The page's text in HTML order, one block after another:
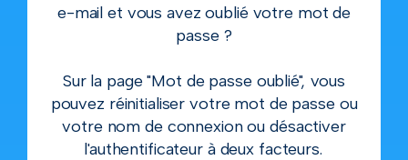
e-mail et vous avez oublié votre mot de
passe ?
Sur la page "Mot de passe oublié", vous
pouvez réinitialiser votre mot de passe ou
votre nom de connexion ou désactiver
l'authentificateur à deux facteurs.